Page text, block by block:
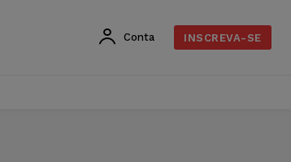
Conta INSCREVA-SE